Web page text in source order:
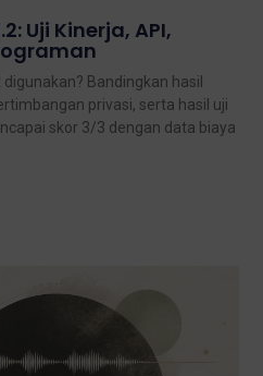
Uji Kinerja, API,
Bandingkan hasil
privasi, serta hasil uji
skor 3/3 dengan data biaya